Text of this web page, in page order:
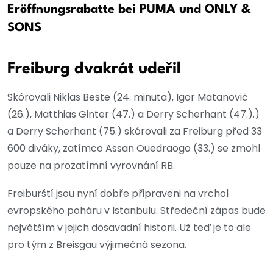
Eröffnungsrabatte bei PUMA und ONLY &
SONS
Freiburg dvakrát udeřil
Skórovali Niklas Beste (24. minuta), Igor Matanovič
(26.), Matthias Ginter (47.) a Derry Scherhant (47.).)
a Derry Scherhant (75.) skórovali za Freiburg před 33
600 diváky, zatímco Assan Ouedraogo (33.) se zmohl
pouze na prozatímní vyrovnání RB.
Freiburští jsou nyní dobře připraveni na vrchol
evropského poháru v Istanbulu. Středeční zápas bude
největším v jejich dosavadní historii. Už teď je to ale
pro tým z Breisgau výjimečná sezona.